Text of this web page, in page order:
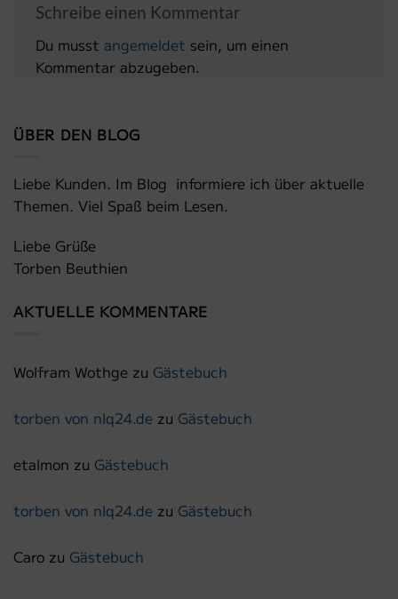
Schreibe einen Kommentar
Du musst angemeldet sein, um einen
Kommentar abzugeben.
ÜBER DEN BLOG
Liebe Kunden. Im Blog informiere ich über aktuelle
Themen. Viel Spaß beim Lesen.
Liebe Grüße
Torben Beuthien
AKTUELLE KOMMENTARE
Wolfram Wothge zu Gästebuch
torben von nlq24.de zu Gästebuch
etalmon zu Gästebuch
torben von nlq24.de zu Gästebuch
Caro zu Gästebuch